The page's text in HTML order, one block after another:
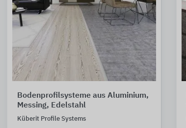
Bodenprofilsysteme aus Aluminium,
Messing, Edelstahl
Küberit Profile Systems